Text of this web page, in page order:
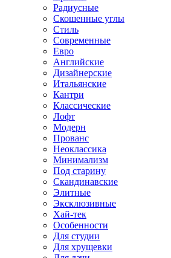
Радиусные
Скошенные углы
Стиль
Современные
Евро
Английские
Дизайнерские
Итальянские
Кантри
Классические
Лофт
Модерн
Прованс
Неоклассика
Минимализм
Под старину
Скандинавские
Элитные
Эксклюзивные
Хай-тек
Особенности
Для студии
Для хрущевки